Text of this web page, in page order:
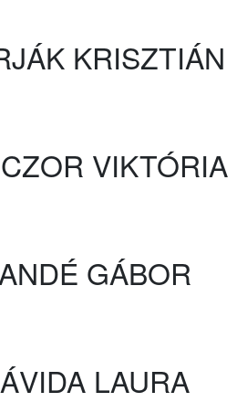
KRISZTIÁN
VIKTÓRIA
GÁBOR
LAURA